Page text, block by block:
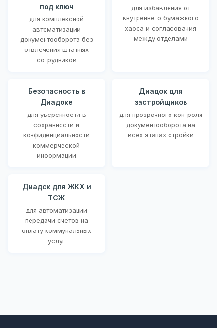
под ключ
для комплексной
автоматизации
документооборота без
отвлечения штатных
сотрудников
для избавления от
внутреннего бумажного
хаоса и согласования
между отделами
Безопасность в
Диадоке
для уверенности в
сохранности и
конфиденциальности
коммерческой
информации
Диадок для
застройщиков
для прозрачного контроля
документооборота на
всех этапах стройки
Диадок для ЖКХ и
ТСЖ
для автоматизации
передачи счетов на
оплату коммунальных
услуг